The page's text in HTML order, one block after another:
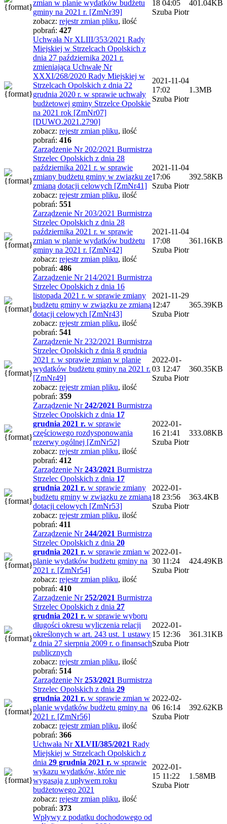
zmian w planie wydatków budżetu
gminy na 2021 r. [ZmNr39]
zobacz: rejestr zmian pliku, ilość
pobrań: 427
18 04:05
Szuba Piotr
401.04KB
Uchwała Nr XLIII/353/2021 Rady
Miejskiej w Strzelcach Opolskich z
dnia 27 października 2021 r.
zmieniająca Uchwałę Nr
XXXI/268/2020 Rady Miejskiej w
Strzelcach Opolskich z dnia 22
grudnia 2020 r. w sprawie uchwały
budżetowej gminy Strzelce Opolskie
na 2021 rok [ZmNr07]
[DUWO.2021.2790]
zobacz: rejestr zmian pliku, ilość
pobrań: 416
2021-11-04
17:02
Szuba Piotr
1.3MB
Zarządzenie Nr 202/2021 Burmistrza
Strzelec Opolskich z dnia 28
października 2021 r. w sprawie
zmiany budżetu gminy w związku ze
zmianą dotacji celowych [ZmNr41]
zobacz: rejestr zmian pliku, ilość
pobrań: 551
2021-11-04
17:06
Szuba Piotr
392.58KB
Zarządzenie Nr 203/2021 Burmistrza
Strzelec Opolskich z dnia 28
października 2021 r. w sprawie
zmian w planie wydatków budżetu
gminy na 2021 r. [ZmNr42]
zobacz: rejestr zmian pliku, ilość
pobrań: 486
2021-11-04
17:08
Szuba Piotr
361.16KB
Zarządzenie Nr 214/2021 Burmistrza
Strzelec Opolskich z dnia 16
listopada 2021 r. w sprawie zmiany
budżetu gminy w związku ze zmianą
dotacji celowych [ZmNr43]
zobacz: rejestr zmian pliku, ilość
pobrań: 541
2021-11-29
12:47
Szuba Piotr
365.39KB
Zarządzenie Nr 232/2021 Burmistrza
Strzelec Opolskich z dnia 8 grudnia
2021 r. w sprawie zmian w planie
wydatków budżetu gminy na 2021 r.
[ZmNr49]
zobacz: rejestr zmian pliku, ilość
pobrań: 359
2022-01-
03 12:47
Szuba Piotr
360.35KB
Zarządzenie Nr242/2021 Burmistrza
Strzelec Opolskich z dnia 17
grudnia 2021 r. w sprawie
częściowego rozdysponowania
rezerwy ogólnej [ZmNr52]
zobacz: rejestr zmian pliku, ilość
pobrań: 412
2022-01-
16 21:41
Szuba Piotr
333.08KB
Zarządzenie Nr243/2021 Burmistrza
Strzelec Opolskich z dnia 17
grudnia 2021 r. w sprawie zmiany
budżetu gminy w związku ze zmianą
dotacji celowych [ZmNr53]
zobacz: rejestr zmian pliku, ilość
pobrań: 411
2022-01-
18 23:56
Szuba Piotr
363.4KB
Zarządzenie Nr244/2021 Burmistrza
Strzelec Opolskich z dnia 20
grudnia 2021 r. w sprawie zmian w
planie wydatków budżetu gminy na
2021 r. [ZmNr54]
zobacz: rejestr zmian pliku, ilość
pobrań: 410
2022-01-
30 11:24
Szuba Piotr
424.49KB
Zarządzenie Nr252/2021 Burmistrza
Strzelec Opolskich z dnia 27
grudnia 2021 r. w sprawie wyboru
długości okresu wyliczenia relacji
określonych w art. 243 ust. 1 ustawy
z dnia 27 sierpnia 2009 r. o finansach
publicznych
zobacz: rejestr zmian pliku, ilość
pobrań: 514
2022-01-
15 12:36
Szuba Piotr
361.31KB
Zarządzenie Nr253/2021 Burmistrza
Strzelec Opolskich z dnia 29
grudnia 2021 r. w sprawie zmian w
planie wydatków budżetu gminy na
2021 r. [ZmNr56]
zobacz: rejestr zmian pliku, ilość
pobrań: 366
2022-02-
06 16:14
Szuba Piotr
392.62KB
Uchwała NrXLVII/385/2021 Rady
Miejskiej w Strzelcach Opolskich z
dnia 29 grudnia 2021 r. w sprawie
wykazu wydatków, które nie
wygasają z upływem roku
budżetowego 2021
zobacz: rejestr zmian pliku, ilość
pobrań: 373
2022-01-
15 11:22
Szuba Piotr
1.58MB
Wpływy z podatku dochodowego od